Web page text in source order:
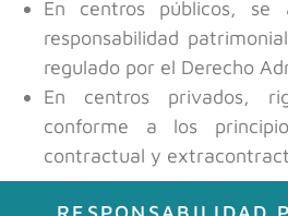
En centros públicos, se
responsabilidad
regulado por el Derecho
En centros privados,
conforme a los
contractual y